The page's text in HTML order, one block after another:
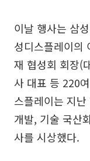
이날 행사는 삼
성디스플레이의
재 협성회 회장(
사 대표 등 220
스플레이는 지
개발, 기술 국산
사를 시상했다.